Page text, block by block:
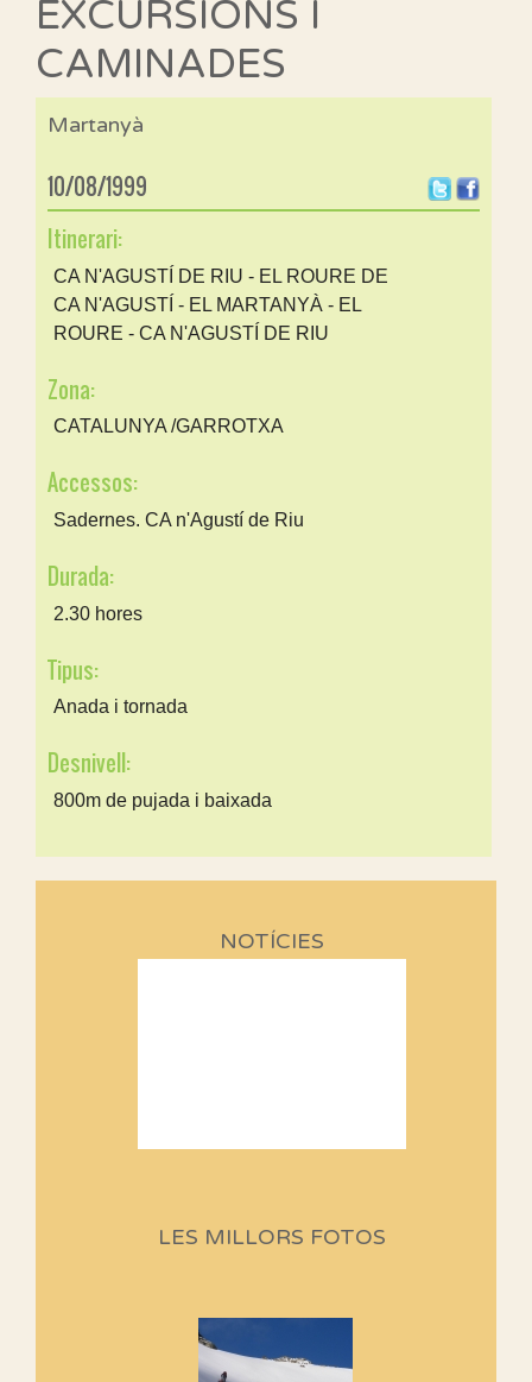
EXCURSIONS I
CAMINADES
Martanyà
10/08/1999
Itinerari:
CA N'AGUSTÍ DE RIU - EL ROURE DE
CA N'AGUSTÍ - EL MARTANYÀ - EL
ROURE - CA N'AGUSTÍ DE RIU
Zona:
CATALUNYA /GARROTXA
Accessos:
Sadernes. CA n'Agustí de Riu
Durada:
2.30 hores
Tipus:
Anada i tornada
Desnivell:
800m de pujada i baixada
NOTÍCIES
Aquí teniu la primera part de la
Si no podem caminar, alguna
cosa hem de fer...
LES MILLORS FOTOS